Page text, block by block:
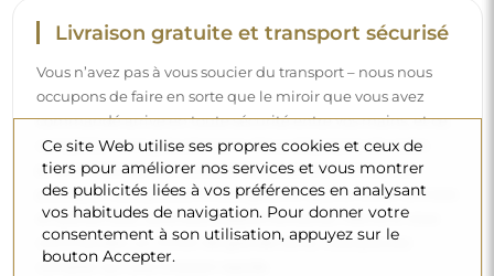
Livraison gratuite et transport sécurisé
Vous n’avez pas à vous soucier du transport – nous nous
occupons de faire en sorte que le miroir que vous avez
commandé arrive en toute sécurité entre vos mains, et ce,
complètement gratuitement. Nous disposons de notre
propre flotte de véhicules et de personnel formé, c’est
pourquoi nous pouvons vous garantir que le miroir arrivera
en parfait état, sans frais supplémentaires. Même si vous
commandez un miroir de grande taille, vous pouvez
compter sur une livraison rapide.
Ce site Web utilise ses propres cookies et ceux de
tiers pour améliorer nos services et vous montrer
des publicités liées à vos préférences en analysant
vos habitudes de navigation. Pour donner votre
consentement à son utilisation, appuyez sur le
bouton Accepter.